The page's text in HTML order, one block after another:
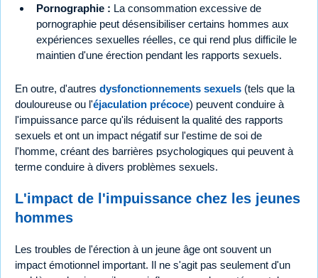
Pornographie : La consommation excessive de
pornographie peut désensibiliser certains hommes aux
expériences sexuelles réelles, ce qui rend plus difficile le
maintien d'une érection pendant les rapports sexuels.
En outre, d'autres dysfonctionnements sexuels (tels que la
douloureuse ou l'éjaculation précoce) peuvent conduire à
l'impuissance parce qu'ils réduisent la qualité des rapports
sexuels et ont un impact négatif sur l'estime de soi de
l'homme, créant des barrières psychologiques qui peuvent à
terme conduire à divers problèmes sexuels.
L'impact de l'impuissance chez les jeunes
hommes
Les troubles de l'érection à un jeune âge ont souvent un
impact émotionnel important. Il ne s'agit pas seulement d'un